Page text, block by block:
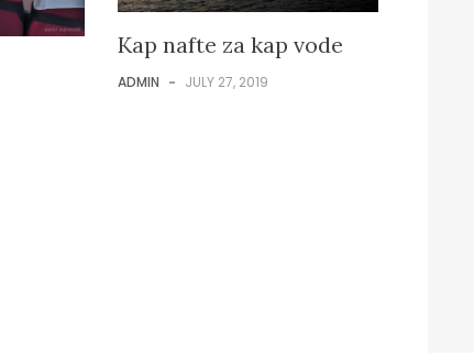
Kap nafte za kap vode
ADMIN - JULY 27, 2019